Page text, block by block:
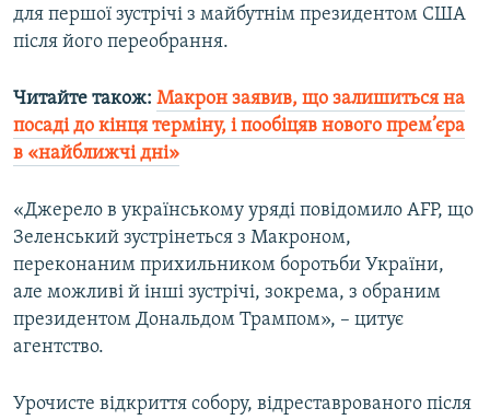
для першої зустрічі з майбутнім президентом США
після його переобрання.
Читайте також: Макрон заявив, що залишиться на
посаді до кінця терміну, і пообіцяв нового прем’єра
в «найближчі дні»
«Джерело в українському уряді повідомило AFP, що
Зеленський зустрінеться з Макроном,
переконаним прихильником боротьби України,
але можливі й інші зустрічі, зокрема, з обраним
президентом Дональдом Трампом», – цитує
агентство.
Урочисте відкриття собору, відреставрованого після